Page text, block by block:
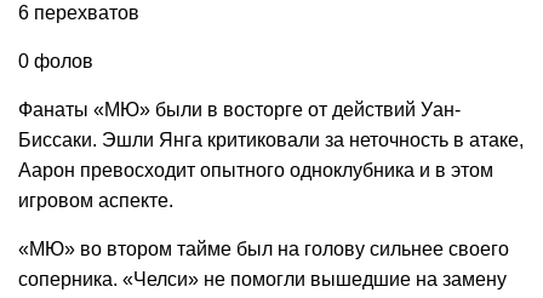
6 перехватов
0 фолов
Фанаты «МЮ» были в восторге от действий Уан-
Биссаки. Эшли Янга критиковали за неточность в атаке,
Аарон превосходит опытного одноклубника и в этом
игровом аспекте.
«МЮ» во втором тайме был на голову сильнее своего
соперника. «Челси» не помогли вышедшие на замену